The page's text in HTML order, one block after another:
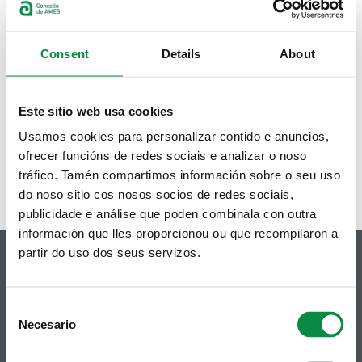
Consent Details About
Este sitio web usa cookies
Usamos cookies para personalizar contido e anuncios,
ofrecer funcións de redes sociais e analizar o noso
tráfico. Tamén compartimos información sobre o seu uso
do noso sitio cos nosos socios de redes sociais,
publicidade e análise que poden combinala con outra
información que lles proporcionou ou que recompilaron a
partir do uso dos seus servizos.
Selection
Necesario
© Concello de Ames